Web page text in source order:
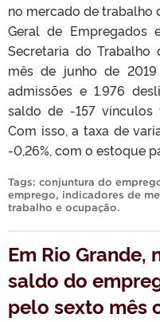
no mercado de trabalho
Geral de Empregados
Secretaria do Trabalho
mês de junho de 2019
admissões e 1.976
saldo de -157 vínculos
Com isso, a taxa de
-0,26%, com o estoque
Tags: conjuntura do
emprego, indicadores de
trabalho e ocupação.
Em Rio Grande,
saldo do
pelo sexto mês